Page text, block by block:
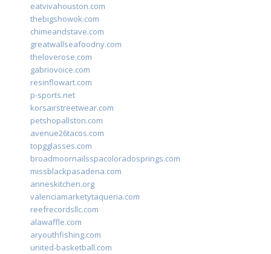
eatvivahouston.com
thebigshowok.com
chimeandstave.com
greatwallseafoodny.com
theloverose.com
gabriovoice.com
resinflowart.com
p-sports.net
korsairstreetwear.com
petshopallston.com
avenue26tacos.com
topgglasses.com
broadmoornailsspacoloradosprings.com
missblackpasadena.com
anneskitchen.org
valenciamarketytaqueria.com
reefrecordsllc.com
alawaffle.com
aryouthfishing.com
united-basketball.com